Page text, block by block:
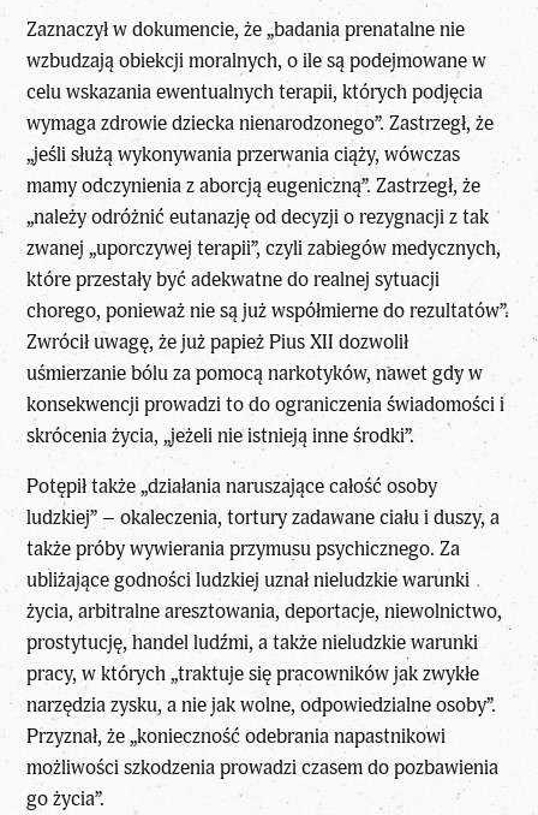
Zaznaczył w dokumencie, że „badania prenatalne nie
wzbudzają obiekcji moralnych, o ile są podejmowane w
celu wskazania ewentualnych terapii, których podjęcia
wymaga zdrowie dziecka nienarodzonego”. Zastrzegł, że
„jeśli służą wykonywania przerwania ciąży, wówczas
mamy odczynienia z aborcją eugeniczną”. Zastrzegł, że
„należy odróżnić eutanazję od decyzji o rezygnacji z tak
zwanej „uporczywej terapii”, czyli zabiegów medycznych,
które przestały być adekwatne do realnej sytuacji
chorego, ponieważ nie są już współmierne do rezultatów”.
Zwrócił uwagę, że już papież Pius XII dozwolił
uśmierzanie bólu za pomocą narkotyków, nawet gdy w
konsekwencji prowadzi to do ograniczenia świadomości i
skrócenia życia, „jeżeli nie istnieją inne środki”.
Potępił także „działania naruszające całość osoby
ludzkiej” – okaleczenia, tortury zadawane ciału i duszy, a
także próby wywierania przymusu psychicznego. Za
ubliżające godności ludzkiej uznał nieludzkie warunki
życia, arbitralne aresztowania, deportacje, niewolnictwo,
prostytucję, handel ludźmi, a także nieludzkie warunki
pracy, w których „traktuje się pracowników jak zwykłe
narzędzia zysku, a nie jak wolne, odpowiedzialne osoby”.
Przyznał, że „konieczność odebrania napastnikowi
możliwości szkodzenia prowadzi czasem do pozbawienia
go życia”.